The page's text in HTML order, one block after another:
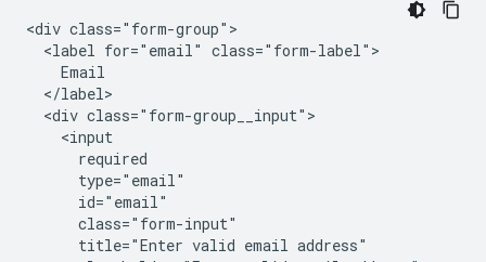
<div class="form-group">
  <label for="email" class="form-label">
    Email
  </label>
  <div class="form-group__input">
    <input
      required
      type="email"
      id="email"
      class="form-input"
      title="Enter valid email address"